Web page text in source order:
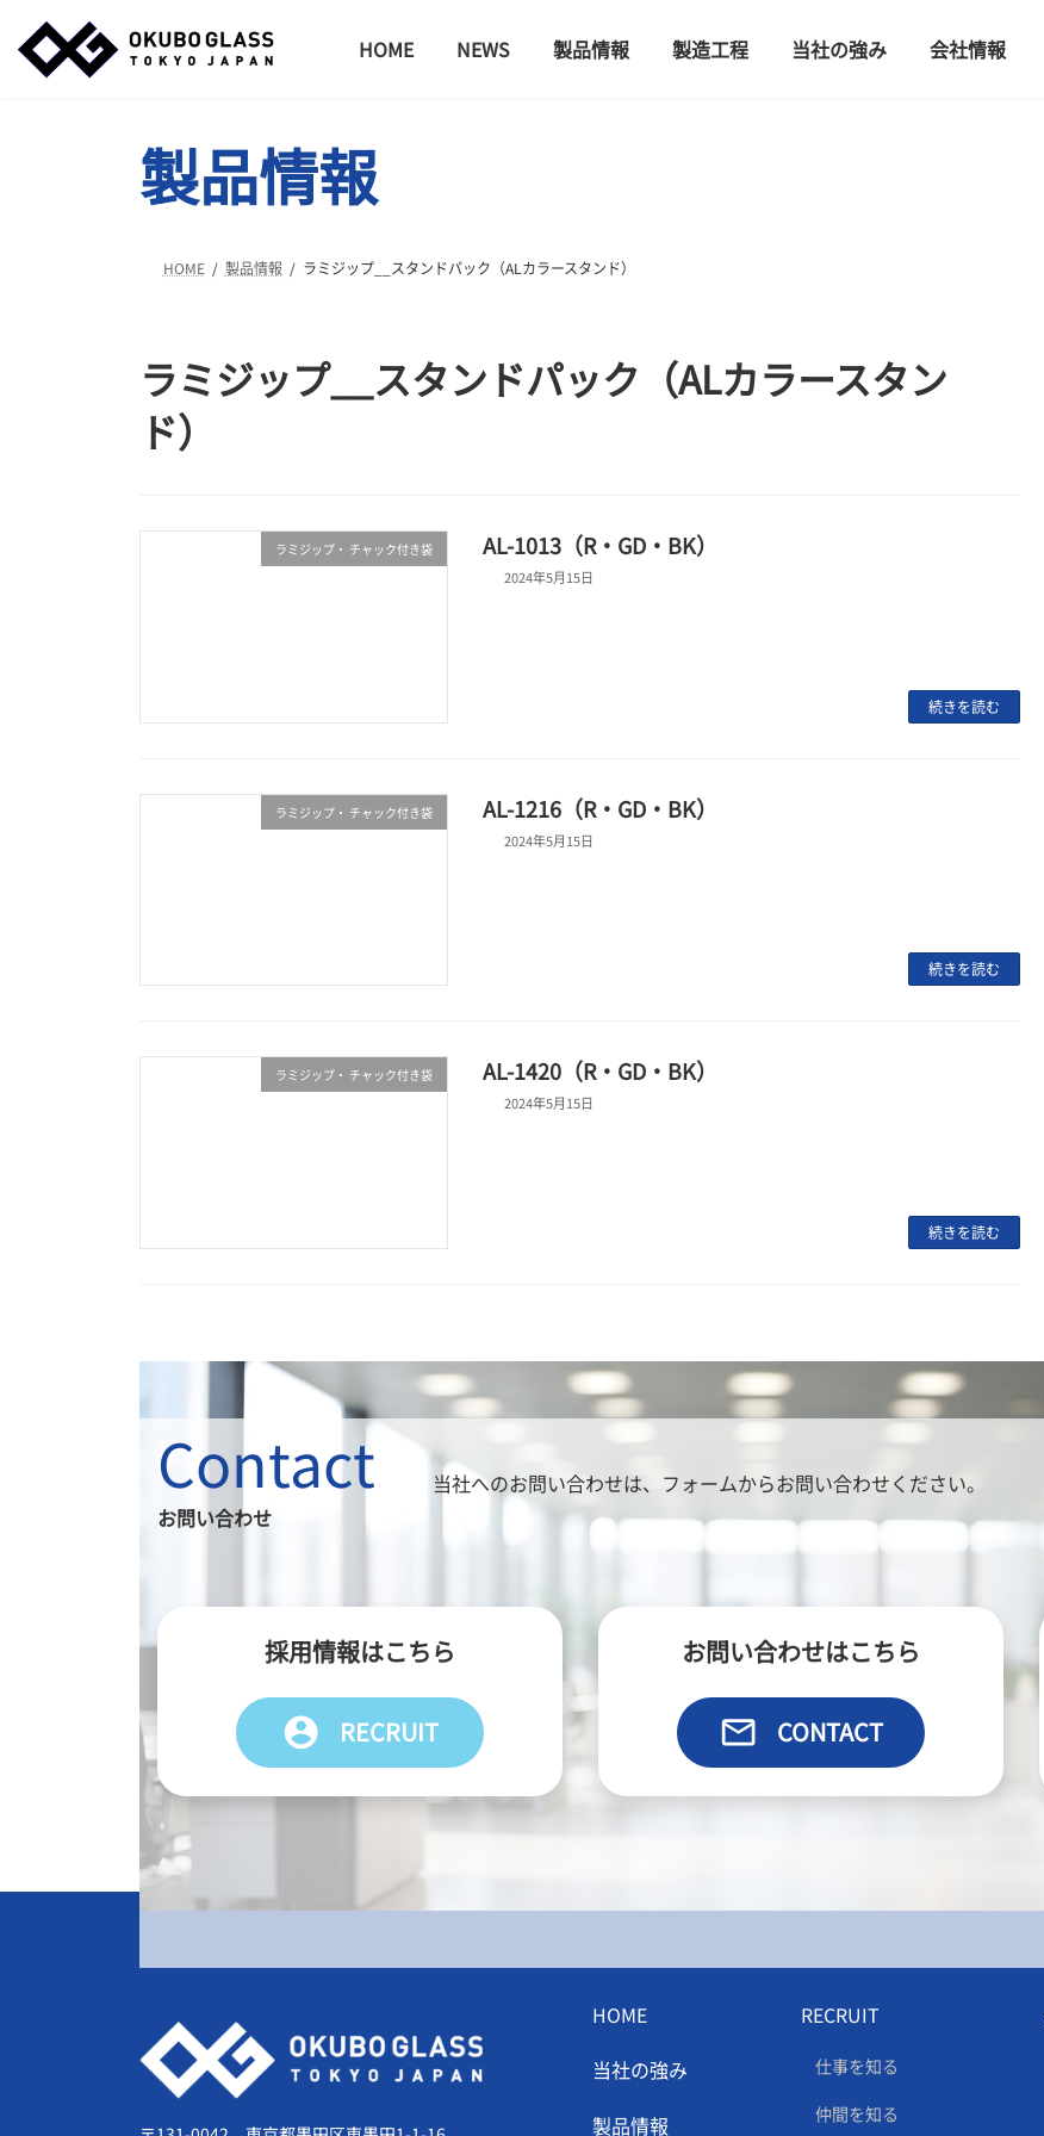
HOME NEWS 製品情報 製造工程 当社の強み 会社情報
製品情報
HOME 製品情報 ラミジップ__スタンドパック（ALカラースタンド）
ラミジップ__スタンドパック（ALカラースタン
ド）
ラミジップ・ チャック付き袋 AL-1013（R・GD・BK）
2024年5月15日
続きを読む
ラミジップ・ チャック付き袋 AL-1216（R・GD・BK）
2024年5月15日
続きを読む
ラミジップ・ チャック付き袋 AL-1420（R・GD・BK）
2024年5月15日
続きを読む
お問い合わせ
Contact 当社へのお問い合わせは、 フォームからお問い合わせください。
採用情報はこちら
account_circle RECRUIT
お問い合わせはこちら
email CONTACT
会社情報
HOME
当社の強み
製品情報
RECRUIT
仕事を知る
仲間を知る